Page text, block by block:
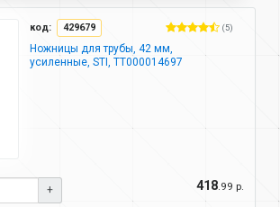
код: 429679 (5)
Ножницы для трубы, 42 мм,
усиленные, STI, ТТ000014697
+ 418.99 р.